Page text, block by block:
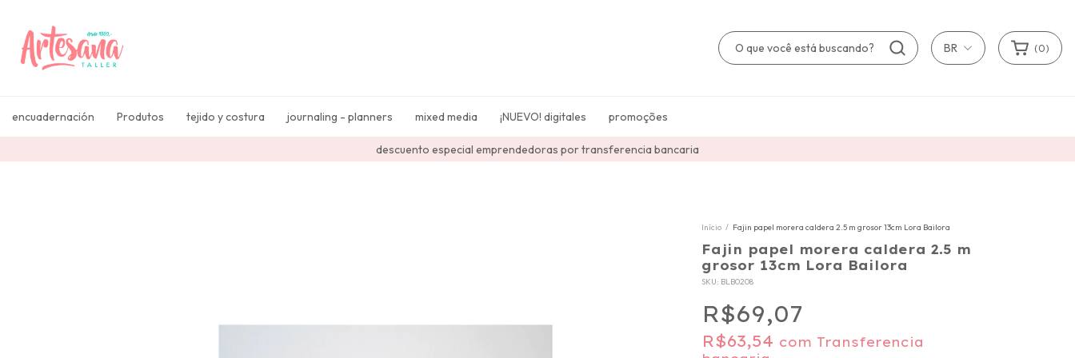
descuento especial emprendedoras por transferencia bancaria
BR (0)
encuadernación Produtos tejido y costura journaling - planners mixed media ¡NUEVO! digitales promoções
Início / Fajin papel morera caldera 2.5 m grosor 13cm Lora Bailora
Fajin papel morera caldera 2.5 m
grosor 13cm Lora Bailora
SKU: BLB0208
R$69,07
R$63,54 com Transferencia